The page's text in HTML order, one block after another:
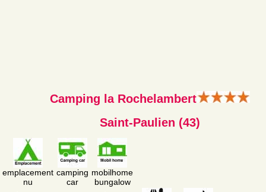
Camping la Rochelambert
Saint-Paulien (43)
emplacement
nu
camping
car
mobilhome
bungalow